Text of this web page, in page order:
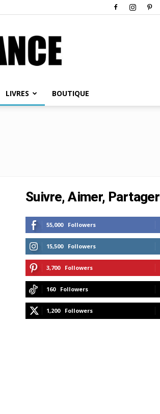
LIVRES BOUTIQUE
Suivre, Aimer, Partager
55,000 Followers
15,500 Followers
3,700 Followers
160 Followers
1,200 Followers